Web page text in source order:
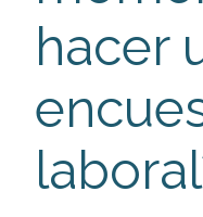
hacer